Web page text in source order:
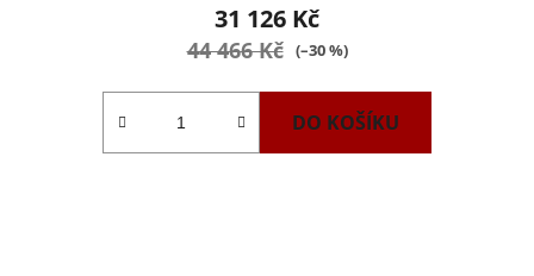
31 126 Kč
44 466 Kč (–30 %)
DO KOŠÍKU